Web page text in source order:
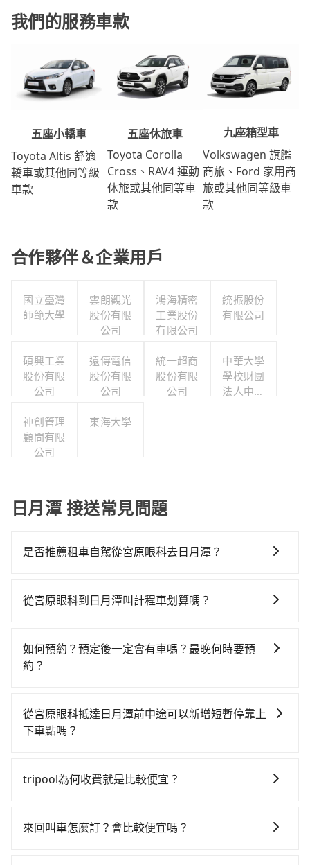
我們的服務車款
五座小轎車
Toyota Altis 舒適
轎車或其他同等級
車款
五座休旅車
Toyota Corolla
Cross、RAV4 運動
休旅或其他同等車
款
九座箱型車
Volkswagen 旗艦
商旅、Ford 家用商
旅或其他同等級車
款
合作夥伴＆企業用戶
國立臺灣
師範大學
雲朗觀光
股份有限
公司
鴻海精密
工業股份
有限公司
統振股份
有限公司
碩興工業
股份有限
公司
遠傳電信
股份有限
公司
統一超商
股份有限
公司
中華大學
學校財團
法人中華
神創管理
顧問有限
公司
東海大學
日月潭 接送常見問題
是否推薦租車自駕從宮原眼科去日月潭？
時不需要閉目養神（因為要自己開車），最重要的是你
$115~205承租小轎車，每公里再額外加收$3.2，從宮原
眼科到日月潭的花費預估為$1,100~1,650（金額差異來
估進去，但額外的汽車保險與可能的罰單都需自付。再
者，和運的iRent只提供最基本的車型，如Toyota
擇，而且無人租車最令人詬病的就是車況，打開車門才
會遇到明明已經預約了時間但上一位用戶卻遲遲尚未歸
從宮原眼科到日月潭叫計程車划算嗎？
灣大車隊、Uber、Line Taxi、Yoxi等，如果在路邊攔不
到車，也可考慮打電話至附近的計程車隊，如金鼎順計
的專車服務可再更便宜。但如果要考慮到回程，南投縣
僅有合法計程車約340輛，數量約為台中市的4%、密度
場議價，建議最好先上網預約，以免當場被坑受騙。雖
約一輛tripool的九人座廂型車最高可省$1,200。
如何預約？預定後一定會有車嗎？最晚何時要預
約？
接線上輸入上下車地點或地址，三秒內即可查到真實價
格，照著步驟填寫完乘客資料與線上刷卡，訂單即成
詳細資料，將於乘車前一晚八點透過SMS和EMAIL提
需要，前一天傍晚五點前仍會收單，最遲如當天下午過
從宮原眼科抵達日月潭前中途可以新增短暫停靠上
下車點嗎？
科前往日月潭的途中可備註加點。每個加點位置，前後
額外費用是必要的補償。
tripool為何收費就是比較便宜？
一次使用tripool的會擔心價格比市價便宜不少，是不是
來回叫車怎麼訂？會比較便宜嗎？